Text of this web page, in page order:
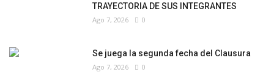
TRAYECTORIA DE SUS INTEGRANTES
Ago 7, 2026 0
Se juega la segunda fecha del Clausura
Ago 7, 2026 0